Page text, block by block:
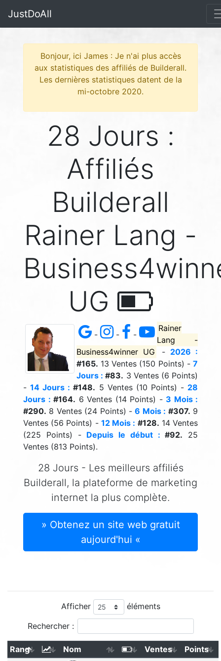
JustDoAll
Bonjour, ici James : Je n'ai plus accès
aux statistiques des affiliés de Builderall.
Les dernières statistiques datent de la
mi-octobre 2020.
28 Jours :
Affiliés
Builderall
Rainer Lang -
UG
- - -
Rainer
Lang -
Business4winner UG
- 2026 :
#165. 13 Ventes (150 Points) - 7
Jours : #83. 3 Ventes (6 Points)
-14 Jours : #148. 5 Ventes (10 Points) - 28
Jours : #164. 6 Ventes (14 Points) - 3 Mois :
#290. 8 Ventes (24 Points) -6 Mois : #307. 9
Ventes (56 Points) - 12 Mois : #128. 14 Ventes
(225 Points) - Depuis le début : #92. 25
Ventes (813 Points).
28 Jours - Les meilleurs affiliés
Builderall, la plateforme de marketing
internet la plus complète.
» Obtenez un site web gratuit
aujourd'hui «
Afficher éléments
Rechercher :
Rang Nom Ventes
Points